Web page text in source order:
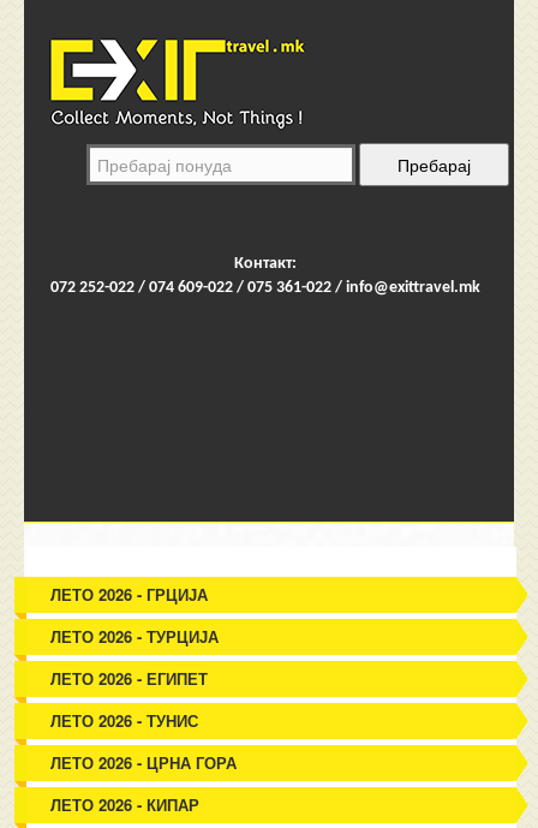
Контакт:
072 252-022 / 074 609-022 / 075 361-022 / info@exittravel.mk
ЛЕТО 2026 - ГРЦИЈА
ЛЕТО 2026 - ТУРЦИЈА
ЛЕТО 2026 - ЕГИПЕТ
ЛЕТО 2026 - ТУНИС
ЛЕТО 2026 - ЦРНА ГОРА
ЛЕТО 2026 - КИПАР